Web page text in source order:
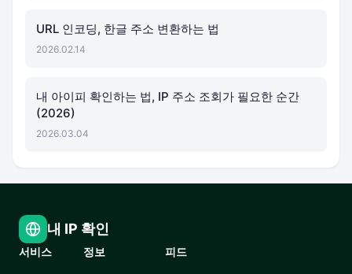
URL 인코딩, 한글 주소 변환하는 법
2026.02.14
내 아이피 확인하는 법, IP 주소 조회가 필요한 순간
(2026)
2026.03.04
내 IP 확인
서비스 정보 피드